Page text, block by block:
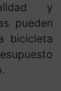
y
pueden
bicicleta